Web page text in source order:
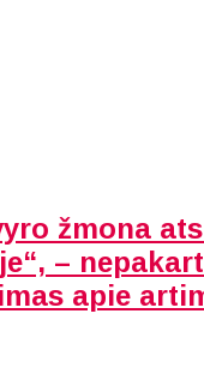
žmona
–
apie